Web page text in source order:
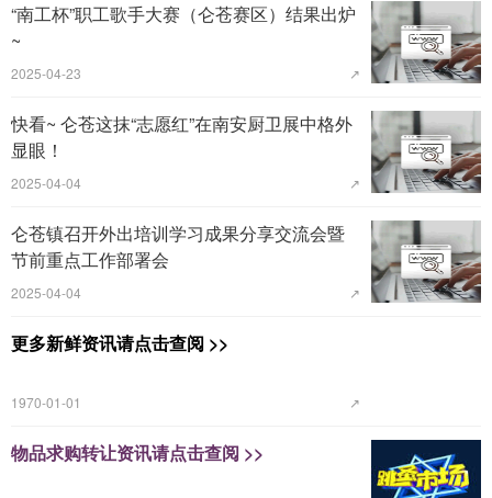
“南工杯”职工歌手大赛（仑苍赛区）结果出炉
~
2025-04-23 ↗
快看~ 仑苍这抹“志愿红”在南安厨卫展中格外
显眼！
2025-04-04 ↗
仑苍镇召开外出培训学习成果分享交流会暨
节前重点工作部署会
2025-04-04 ↗
更多新鲜资讯请点击查阅 >>
1970-01-01 ↗
物品求购转让资讯请点击查阅 >>